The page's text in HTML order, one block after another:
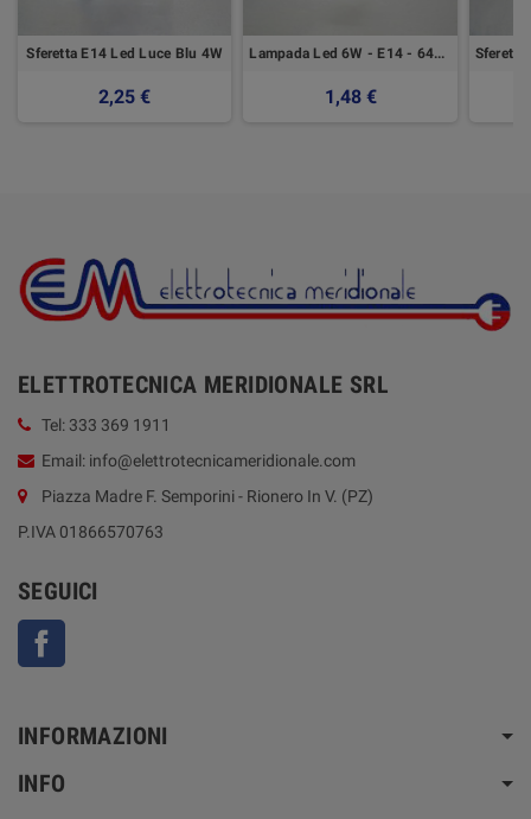
Sferetta E14 Led Luce Blu 4W
2,25 €
Lampada Led 6W - E14 - 6400K
1,48 €
ELETTROTECNICA MERIDIONALE SRL
Tel: 333 369 1911
Email: info@elettrotecnicameridionale.com
Piazza Madre F. Semporini - Rionero In V. (PZ)
P.IVA 01866570763
SEGUICI
INFORMAZIONI
INFO